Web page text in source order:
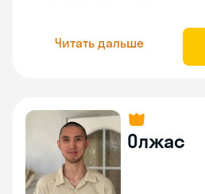
Читать дальше
Олжас